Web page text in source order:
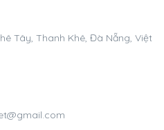
Tây, Thanh Khê, Đà Nẵng, Việt